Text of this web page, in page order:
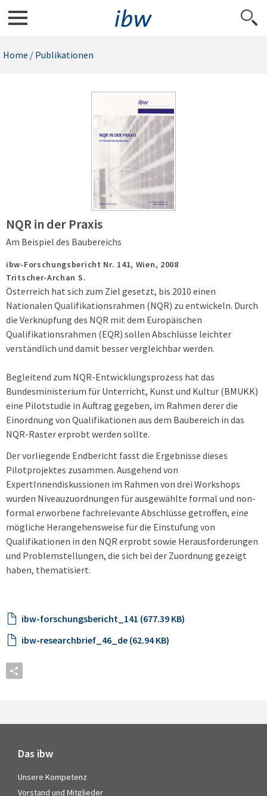
Home / Publikationen
NQR in der Praxis
Am Beispiel des Baubereichs
ibw-Forschungsbericht Nr. 141, Wien, 2008
Tritscher-Archan S.
Österreich hat sich zum Ziel gesetzt, bis 2010 einen
Nationalen Qualifikationsrahmen (NQR) zu entwickeln. Durch
die Verknüpfung des NQR mit dem Europäischen
Qualifikationsrahmen (EQR) sollen Abschlüsse leichter
verständlich und damit besser vergleichbar werden.
Begleitend zum NQR-Entwicklungsprozess hat das
Bundesministerium für Unterricht, Kunst und Kultur (BMUKK)
eine Pilotstudie in Auftrag gegeben, im Rahmen derer die
Einordnung von Qualifikationen aus dem Baubereich in das
NQR-Raster erprobt werden sollte.
Der vorliegende Endbericht fasst die Ergebnisse dieses
Pilotprojektes zusammen. Ausgehend von
ExpertInnendiskussionen im Rahmen von drei Workshops
wurden Niveauzuordnungen für ausgewählte formal und non-
formal erworbene fachrelevante Abschlüsse getroffen, eine
mögliche Herangehensweise für die Einstufung von
Qualifikationen in den NQR erprobt sowie Herausforderungen
und Problemstellungen, die sich bei der Zuordnung gezeigt
haben, thematisiert.
ibw-forschungsbericht_141 (677.39 KB)
ibw-researchbrief_46_de (62.94 KB)
Das ibw
Unsere Kompetenz
Vorstand und Mitglieder